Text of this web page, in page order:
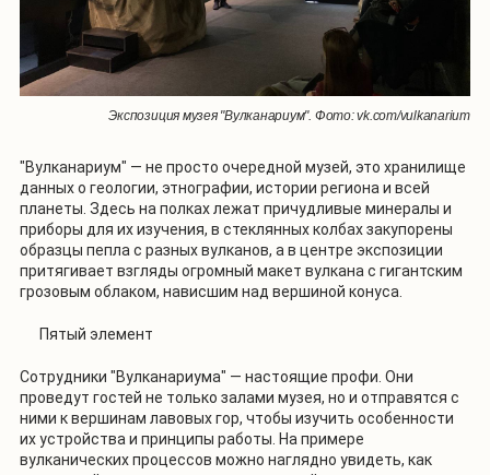
Экспозиция музея "Вулканариум". Фото: vk.com/vulkanarium
"Вулканариум" — не просто очередной музей, это хранилище
данных о геологии, этнографии, истории региона и всей
планеты. Здесь на полках лежат причудливые минералы и
приборы для их изучения, в стеклянных колбах закупорены
образцы пепла с разных вулканов, а в центре экспозиции
притягивает взгляды огромный макет вулкана с гигантским
грозовым облаком, нависшим над вершиной конуса.
Пятый элемент
Сотрудники "Вулканариума" — настоящие профи. Они
проведут гостей не только залами музея, но и отправятся с
ними к вершинам лавовых гор, чтобы изучить особенности
их устройства и принципы работы. На примере
вулканических процессов можно наглядно увидеть, как